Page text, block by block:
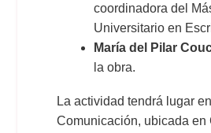
coordinadora del
Universitario en
María del Pilar
la obra.
La actividad tendrá lugar
Comunicación, ubicada en